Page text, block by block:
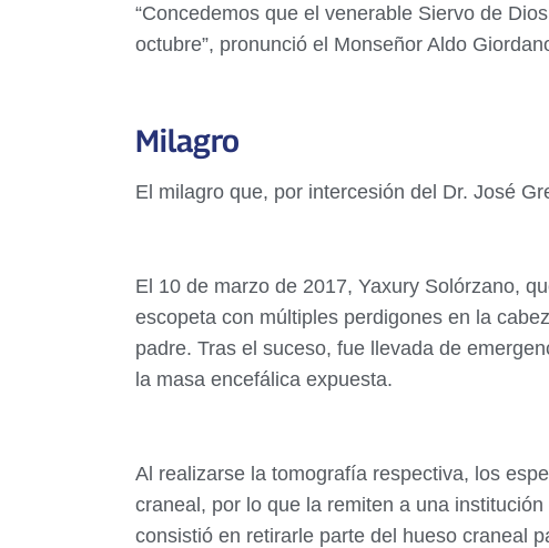
“Concedemos que el venerable Siervo de
octubre”, pronunció el Monseñor Aldo
Milagro
El milagro que, por intercesión del Dr. José
El 10 de marzo de 2017, Yaxury Solórzano,
escopeta con múltiples perdigones en la
padre. Tras el suceso, fue llevada de
la masa encefálica expuesta.
Al realizarse la tomografía respectiva, los
craneal, por lo que la remiten a una
consistió en retirarle parte del hueso craneal